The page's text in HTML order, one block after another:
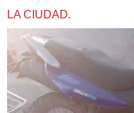
LA CIUDAD.